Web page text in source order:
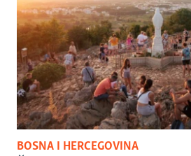
BOSNA I HERCEGOVINA